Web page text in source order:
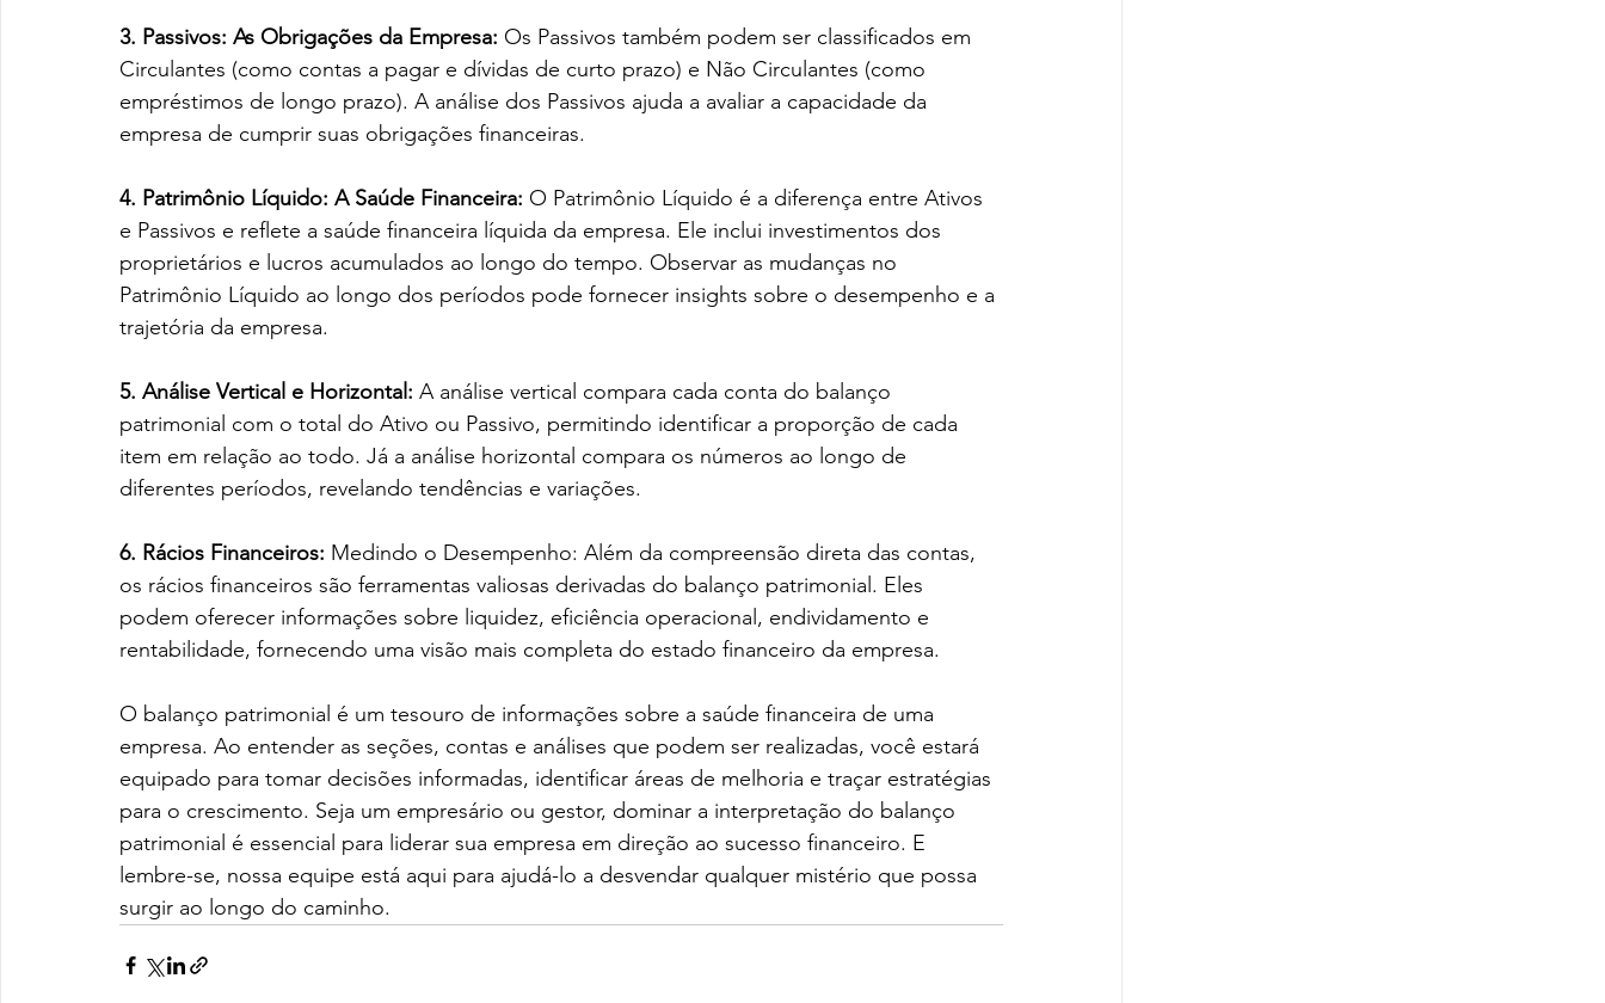
3. Passivos: As Obrigações da Empresa: Os Passivos também podem ser classificados em
Circulantes (como contas a pagar e dívidas de curto prazo) e Não Circulantes (como
empréstimos de longo prazo). A análise dos Passivos ajuda a avaliar a capacidade da
empresa de cumprir suas obrigações financeiras.
4. Patrimônio Líquido: A Saúde Financeira: O Patrimônio Líquido é a diferença entre Ativos
e Passivos e reflete a saúde financeira líquida da empresa. Ele inclui investimentos dos
proprietários e lucros acumulados ao longo do tempo. Observar as mudanças no
Patrimônio Líquido ao longo dos períodos pode fornecer insights sobre o desempenho e a
trajetória da empresa.
5. Análise Vertical e Horizontal: A análise vertical compara cada conta do balanço
patrimonial com o total do Ativo ou Passivo, permitindo identificar a proporção de cada
item em relação ao todo. Já a análise horizontal compara os números ao longo de
diferentes períodos, revelando tendências e variações.
6. Rácios Financeiros: Medindo o Desempenho: Além da compreensão direta das contas,
os rácios financeiros são ferramentas valiosas derivadas do balanço patrimonial. Eles
podem oferecer informações sobre liquidez, eficiência operacional, endividamento e
rentabilidade, fornecendo uma visão mais completa do estado financeiro da empresa.
O balanço patrimonial é um tesouro de informações sobre a saúde financeira de uma
empresa. Ao entender as seções, contas e análises que podem ser realizadas, você estará
equipado para tomar decisões informadas, identificar áreas de melhoria e traçar estratégias
para o crescimento. Seja um empresário ou gestor, dominar a interpretação do balanço
patrimonial é essencial para liderar sua empresa em direção ao sucesso financeiro. E
lembre-se, nossa equipe está aqui para ajudá-lo a desvendar qualquer mistério que possa
surgir ao longo do caminho.